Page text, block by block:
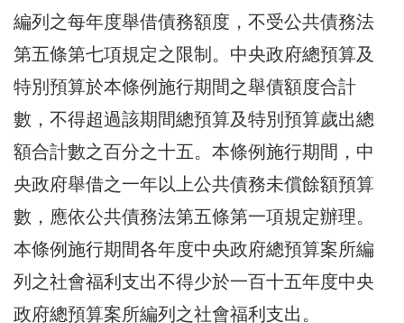
編列之每年度舉借債務額度，不受公共債務法
第五條第七項規定之限制。中央政府總預算及
特別預算於本條例施行期間之舉債額度合計
數，不得超過該期間總預算及特別預算歲出總
額合計數之百分之十五。本條例施行期間，中
央政府舉借之一年以上公共債務未償餘額預算
數，應依公共債務法第五條第一項規定辦理。
本條例施行期間各年度中央政府總預算案所編
列之社會福利支出不得少於一百十五年度中央
政府總預算案所編列之社會福利支出。